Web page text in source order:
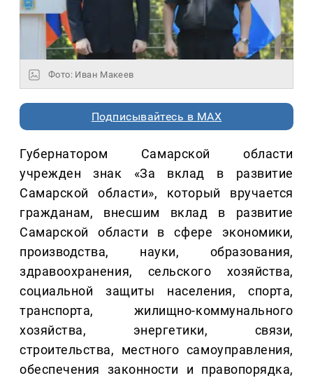
Фото: Иван Макеев
Подписывайтесь в MAX
Губернатором Самарской области
учрежден знак «За вклад в развитие
Самарской области», который вручается
гражданам, внесшим вклад в развитие
Самарской области в сфере экономики,
производства, науки, образования,
здравоохранения, сельского хозяйства,
социальной защиты населения, спорта,
транспорта, жилищно-коммунального
хозяйства, энергетики, связи,
строительства, местного самоуправления,
обеспечения законности и правопорядка,